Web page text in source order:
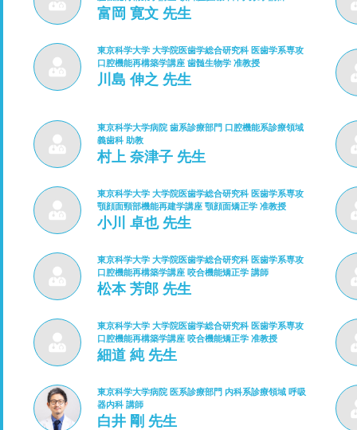
富岡 寛文 先生
東京科学大学 大学院医歯学総合研究科 医歯学系専攻
口腔機能再構築学講座 歯髄生物学 准教授
川島 伸之 先生
東京科学大学病院 歯系診療部門 口腔機能系診療領域
義歯科 助教
村上 奈津子 先生
東京科学大学 大学院医歯学総合研究科 医歯学系専攻
顎顔面頸部機能再建学講座 顎顔面矯正学 准教授
小川 卓也 先生
東京科学大学 大学院医歯学総合研究科 医歯学系専攻
口腔機能再構築学講座 咬合機能矯正学 講師
松本 芳郎 先生
東京科学大学 大学院医歯学総合研究科 医歯学系専攻
口腔機能再構築学講座 咬合機能矯正学 准教授
細道 純 先生
東京科学大学病院 医系診療部門 内科系診療領域 呼吸
器内科 講師
白井 剛 先生